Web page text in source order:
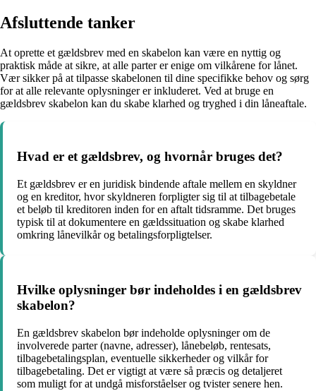
Afsluttende tanker
At oprette et gældsbrev med en skabelon kan være en nyttig og
praktisk måde at sikre, at alle parter er enige om vilkårene for lånet.
Vær sikker på at tilpasse skabelonen til dine specifikke behov og sørg
for at alle relevante oplysninger er inkluderet. Ved at bruge en
gældsbrev skabelon kan du skabe klarhed og tryghed i din låneaftale.
Hvad er et gældsbrev, og hvornår bruges det?
Et gældsbrev er en juridisk bindende aftale mellem en skyldner
og en kreditor, hvor skyldneren forpligter sig til at tilbagebetale
et beløb til kreditoren inden for en aftalt tidsramme. Det bruges
typisk til at dokumentere en gældssituation og skabe klarhed
omkring lånevilkår og betalingsforpligtelser.
Hvilke oplysninger bør indeholdes i en gældsbrev
skabelon?
En gældsbrev skabelon bør indeholde oplysninger om de
involverede parter (navne, adresser), lånebeløb, rentesats,
tilbagebetalingsplan, eventuelle sikkerheder og vilkår for
tilbagebetaling. Det er vigtigt at være så præcis og detaljeret
som muligt for at undgå misforståelser og tvister senere hen.